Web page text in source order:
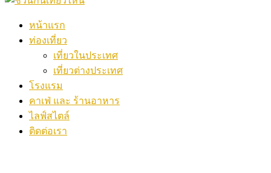
หน้าแรก
ท่องเที่ยว
เที่ยวในประเทศ
เที่ยวต่างประเทศ
โรงแรม
คาเฟ่ และ ร้านอาหาร
ไลฟ์สไตล์
ติดต่อเรา